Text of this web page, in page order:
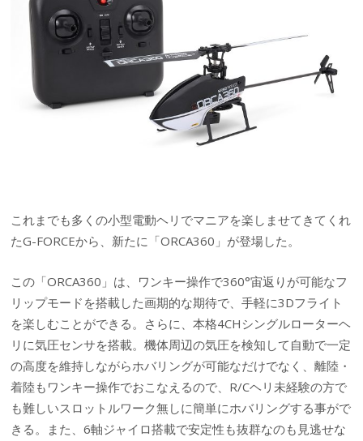
これまでも多くの小型電動ヘリでマニアを楽しませてきてくれ
たG-FORCEから、新たに「ORCA360」が登場した。
この「ORCA360」は、ワンキー操作で360°宙返りが可能なフ
リップモードを搭載した画期的な期待で、手軽に3Dフライト
を楽しむことができる。さらに、本格4CHシングルローターヘ
リに気圧センサを搭載。機体周辺の気圧を検知して自動で一定
の高度を維持しながらホバリングが可能なだけでなく、離陸・
着陸もワンキー操作でおこなえるので、R/Cヘリ未経験の方で
も難しいスロットルワーク無しに簡単にホバリングする事がで
きる。また、6軸ジャイロ搭載で安定性も抜群なのも見逃せな